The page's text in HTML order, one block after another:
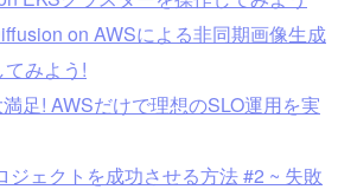
on AWSによる非同期画像生成
みよう!
足! AWSだけで理想のSLO運用を実
ジェクトを成功させる方法 #2 ~ 失敗